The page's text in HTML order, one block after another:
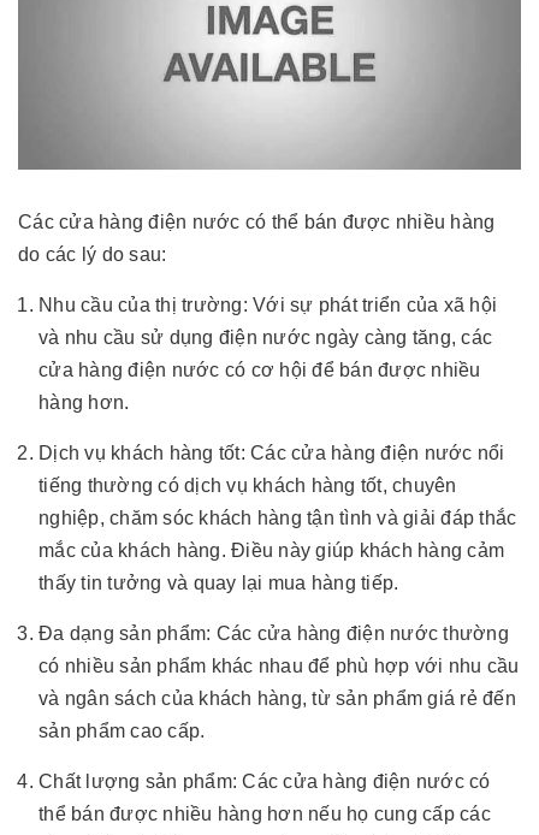
Các cửa hàng điện nước có thể bán được nhiều hàng
do các lý do sau:
Nhu cầu của thị trường: Với sự phát triển của xã hội
và nhu cầu sử dụng điện nước ngày càng tăng, các
cửa hàng điện nước có cơ hội để bán được nhiều
hàng hơn.
Dịch vụ khách hàng tốt: Các cửa hàng điện nước nổi
tiếng thường có dịch vụ khách hàng tốt, chuyên
nghiệp, chăm sóc khách hàng tận tình và giải đáp thắc
mắc của khách hàng. Điều này giúp khách hàng cảm
thấy tin tưởng và quay lại mua hàng tiếp.
Đa dạng sản phẩm: Các cửa hàng điện nước thường
có nhiều sản phẩm khác nhau để phù hợp với nhu cầu
và ngân sách của khách hàng, từ sản phẩm giá rẻ đến
sản phẩm cao cấp.
Chất lượng sản phẩm: Các cửa hàng điện nước có
thể bán được nhiều hàng hơn nếu họ cung cấp các